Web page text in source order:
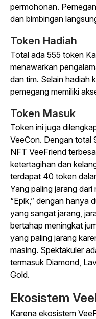
permohonan.
dan bimbingan
Token Hadiah
Total ada 555 token
menawarkan
dan tim. Selain hadiah
pemegang memiliki
Token Masuk
Token ini juga
VeeCon. Dengan total
NFT VeeFriend
ketertagihan dan
terdapat 40 token
Yang paling jarang
“Epik,” dengan hanya
yang sangat jarang,
bertahap meningkat
yang paling jarang
masing. Spektakuler
termasuk Diamond,
Gold.
Ekosistem
Karena ekosistem